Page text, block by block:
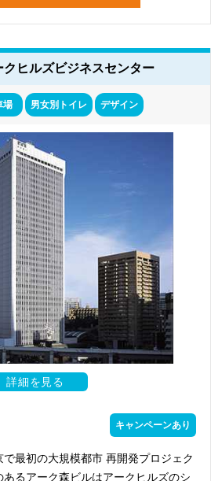
クヒルズビジネスセンター
場 男女別トイレ デザイン
詳細を見る
キャンペーンあり
最初の大規模都市 再開発プロジェク
あるアーク森ビルはアークヒルズのシ